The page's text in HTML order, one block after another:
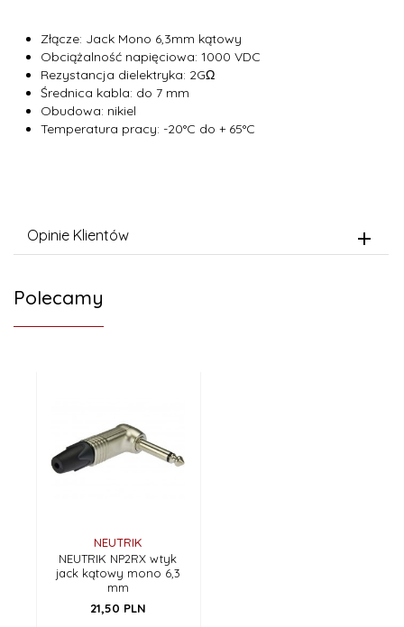
Złącze: Jack Mono 6,3mm kątowy
Obciążalność napięciowa: 1000 VDC
Rezystancja dielektryka: 2GΩ
Średnica kabla: do 7 mm
Obudowa: nikiel
Temperatura pracy: -20°C do + 65°C
Opinie Klientów
Polecamy
NEUTRIK
NEUTRIK NP2RX wtyk
jack kątowy mono 6,3
mm
21,50 PLN